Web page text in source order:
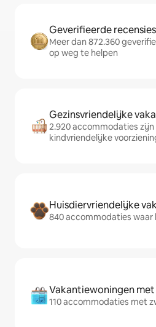
Geverifieerde
Meer dan 872.360
op weg te helpen
Gezinsvriendelijke
2.920 accommodaties
kindvriendelijke
Huisdiervriendelijke
840 accommodaties waar
Vakantiewoningen
110 accommodaties met